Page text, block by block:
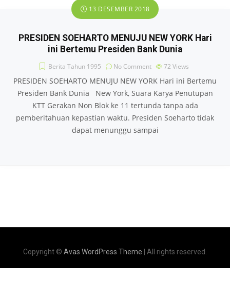
13 DESEMBER 2018
PRESIDEN SOEHARTO MENUJU NEW YORK Hari
ini Bertemu Presiden Bank Dunia
Berita Tahun 1995 No Comment 72 Views
PRESIDEN SOEHARTO MENUJU NEW YORK Hari ini Bertemu
Presiden Bank Dunia New York, Suara Karya Penutupan
KTT Gerakan Non Blok ke 11 tertunda tanpa ada
pemberitahuan kepastian waktu. Presiden Soeharto tidak
dapat menunggu sampai
Copyright © Avas WordPress Theme | All rights reserved.